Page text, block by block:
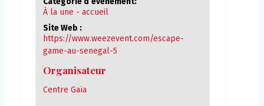
À la une - accueil
Site Web :
https://www.weezevent.com/escape-
game-au-senegal-5
Organisateur
Centre Gaïa